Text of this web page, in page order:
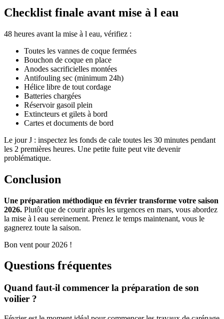
Checklist finale avant mise à l eau
48 heures avant la mise à l eau, vérifiez :
Toutes les vannes de coque fermées
Bouchon de coque en place
Anodes sacrificielles montées
Antifouling sec (minimum 24h)
Hélice libre de tout cordage
Batteries chargées
Réservoir gasoil plein
Extincteurs et gilets à bord
Cartes et documents de bord
Le jour J : inspectez les fonds de cale toutes les 30 minutes pendant
les 2 premières heures. Une petite fuite peut vite devenir
problématique.
Conclusion
Une préparation méthodique en février transforme votre saison
2026. Plutôt que de courir après les urgences en mars, vous abordez
la mise à l eau sereinement. Prenez le temps maintenant, vous le
gagnerez toute la saison.
Bon vent pour 2026 !
Questions fréquentes
Quand faut-il commencer la préparation de son
voilier ?